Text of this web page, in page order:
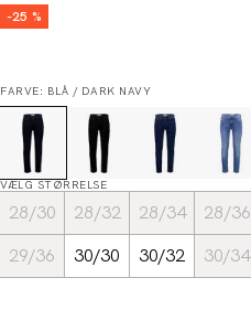
-25 %
FARVE: BLÅ / DARK NAVY
VÆLG STØRRELSE
28/30 28/32 28/34 28/36
29/36
30/30 30/32 30/34